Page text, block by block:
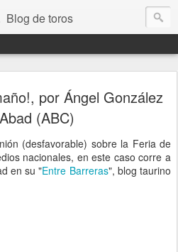
Blog de toros
por Ángel González
Abad (ABC)
(desfavorable) sobre la Feria de
nacionales, en este caso corre a
en su "Entre Barreras", blog taurino